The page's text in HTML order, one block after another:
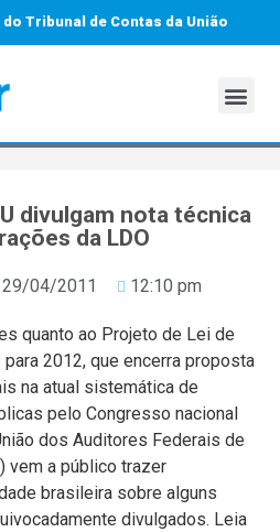
Tribunal de Contas da União
divulgam nota técnica
da LDO
29/04/2011 12:10 pm
quanto ao Projeto de Lei de
2012, que encerra proposta
na atual sistemática de
pelo Congresso nacional
dos Auditores Federais de
vem a público trazer
brasileira sobre alguns
divulgados. Leia